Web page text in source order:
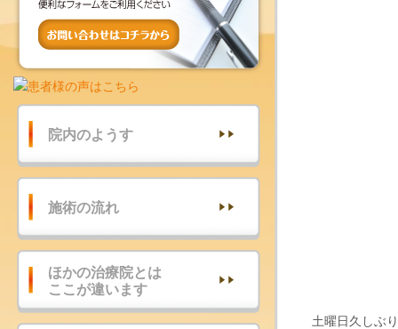
土曜日久しぶ
院内のようす
施術の流れ
ほかの治療院とは
ここが違います